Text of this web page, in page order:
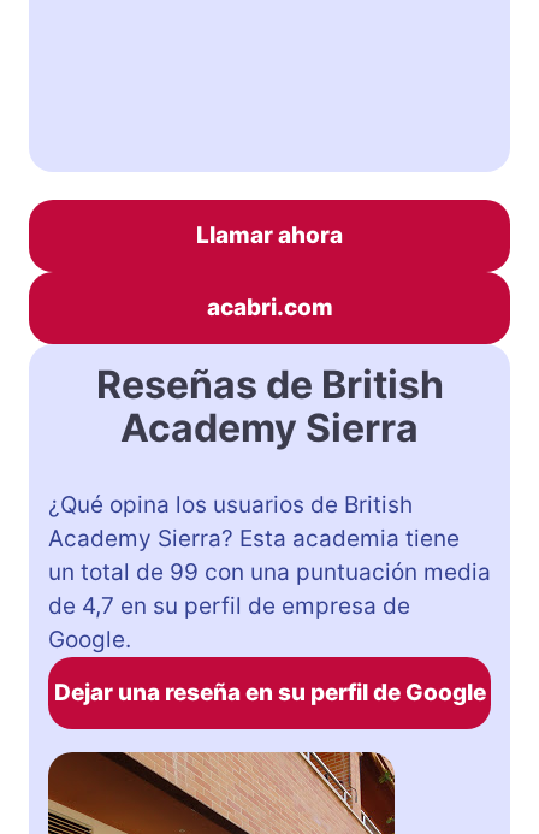
Llamar ahora
acabri.com
Reseñas de British
Academy Sierra
¿Qué opina los usuarios de British
Academy Sierra? Esta academia tiene
un total de 99 con una puntuación media
de 4,7 en su perfil de empresa de
Google.
Dejar una reseña en su perfil de Google